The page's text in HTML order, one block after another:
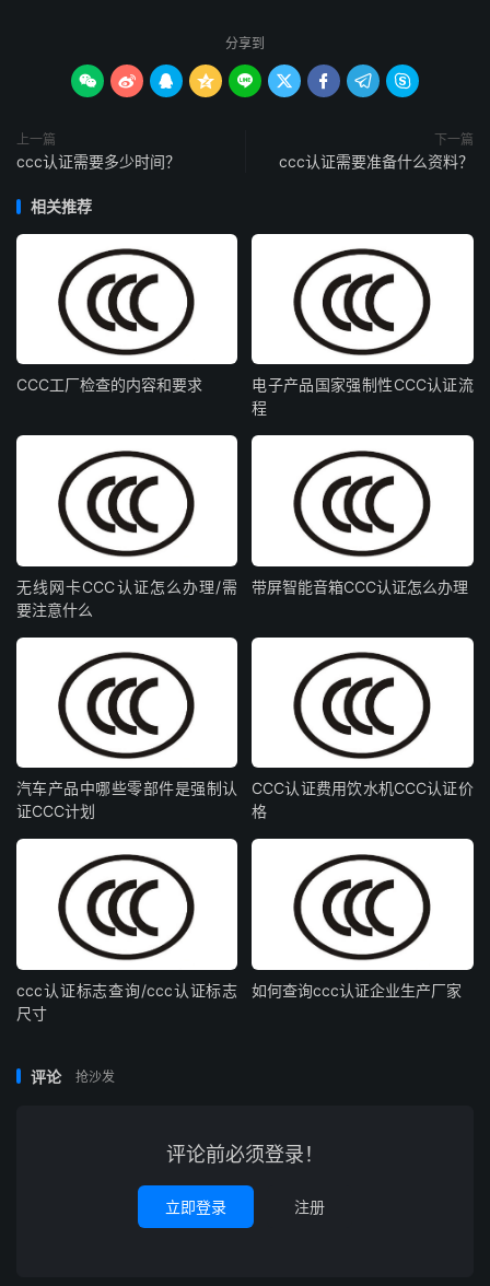
分享到
        
上一篇
ccc认证需要多少时间？
下一篇
ccc认证需要准备什么资料？
相关推荐
CCC工厂检查的内容和要求
电子产品国家强制性CCC认证流
程
无线网卡CCC认证怎么办理/需
要注意什么
带屏智能音箱CCC认证怎么办理
汽车产品中哪些零部件是强制认
证CCC计划
CCC认证费用饮水机CCC认证价
格
ccc认证标志查询/ccc认证标志
尺寸
如何查询ccc认证企业生产厂家
评论 抢沙发
评论前必须登录！
立即登录 注册